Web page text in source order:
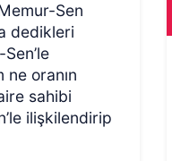
Sen
dedikleri
oranın
sahibi
ilişkilendirip